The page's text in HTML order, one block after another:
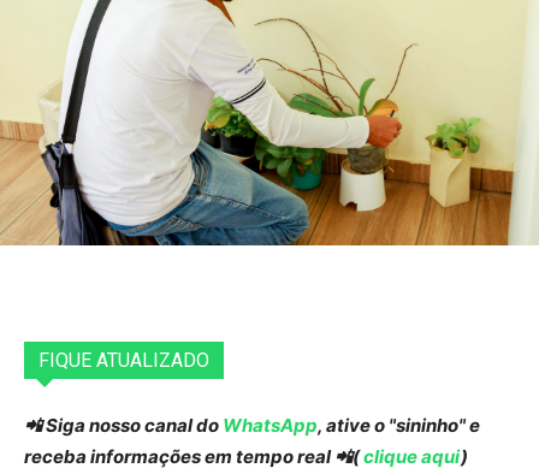
FIQUE ATUALIZADO
📲 Siga nosso canal do WhatsApp, ative o "sininho" e
receba informações em tempo real 📲(clique aqui)